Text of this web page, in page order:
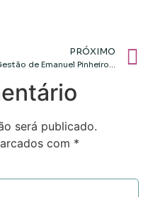
PRÓXIMO
Gestão de Emanuel Pinheiro chega ao fim com promessas não cumpridas e projetos naufragados
será publicado.
com *